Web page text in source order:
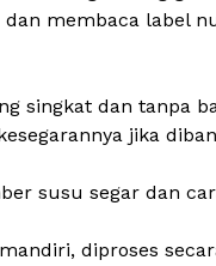
membaca label
singkat dan tanpa
jika
susu segar dan
diproses